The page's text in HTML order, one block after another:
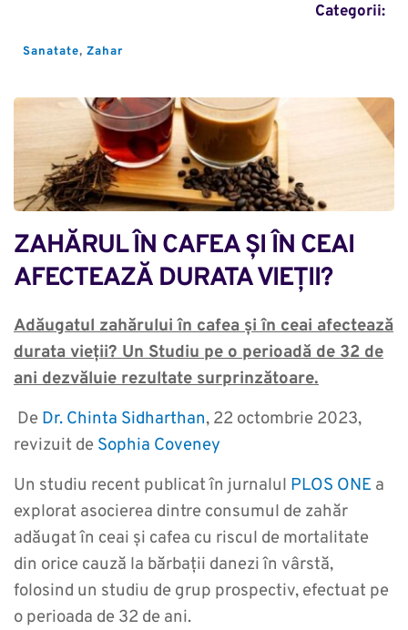
Categorii:
Sanatate, Zahar
ZAHĂRUL ÎN CAFEA ȘI ÎN CEAI
AFECTEAZĂ DURATA VIEȚII?
Adăugatul zahărului în cafea și în ceai afectează
durata vieții? Un Studiu pe o perioadă de 32 de
ani dezvăluie rezultate surprinzătoare.
De Dr. Chinta Sidharthan, 22 octombrie 2023,
revizuit de Sophia Coveney
Un studiu recent publicat în jurnalul PLOS ONE a
explorat asocierea dintre consumul de zahăr
adăugat în ceai și cafea cu riscul de mortalitate
din orice cauză la bărbații danezi în vârstă,
folosind un studiu de grup prospectiv, efectuat pe
o perioada de 32 de ani.